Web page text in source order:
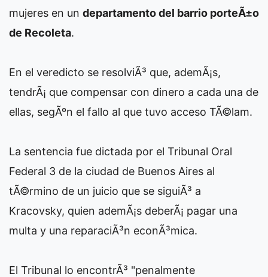
mujeres en un departamento del barrio porteÃ±o
de Recoleta.
En el veredicto se resolviÃ³ que, ademÃ¡s,
tendrÃ¡ que compensar con dinero a cada una de
ellas, segÃºn el fallo al que tuvo acceso TÃ©lam.
La sentencia fue dictada por el Tribunal Oral
Federal 3 de la ciudad de Buenos Aires al
tÃ©rmino de un juicio que se siguiÃ³ a
Kracovsky, quien ademÃ¡s deberÃ¡ pagar una
multa y una reparaciÃ³n econÃ³mica.
El Tribunal lo encontrÃ³ "penalmente